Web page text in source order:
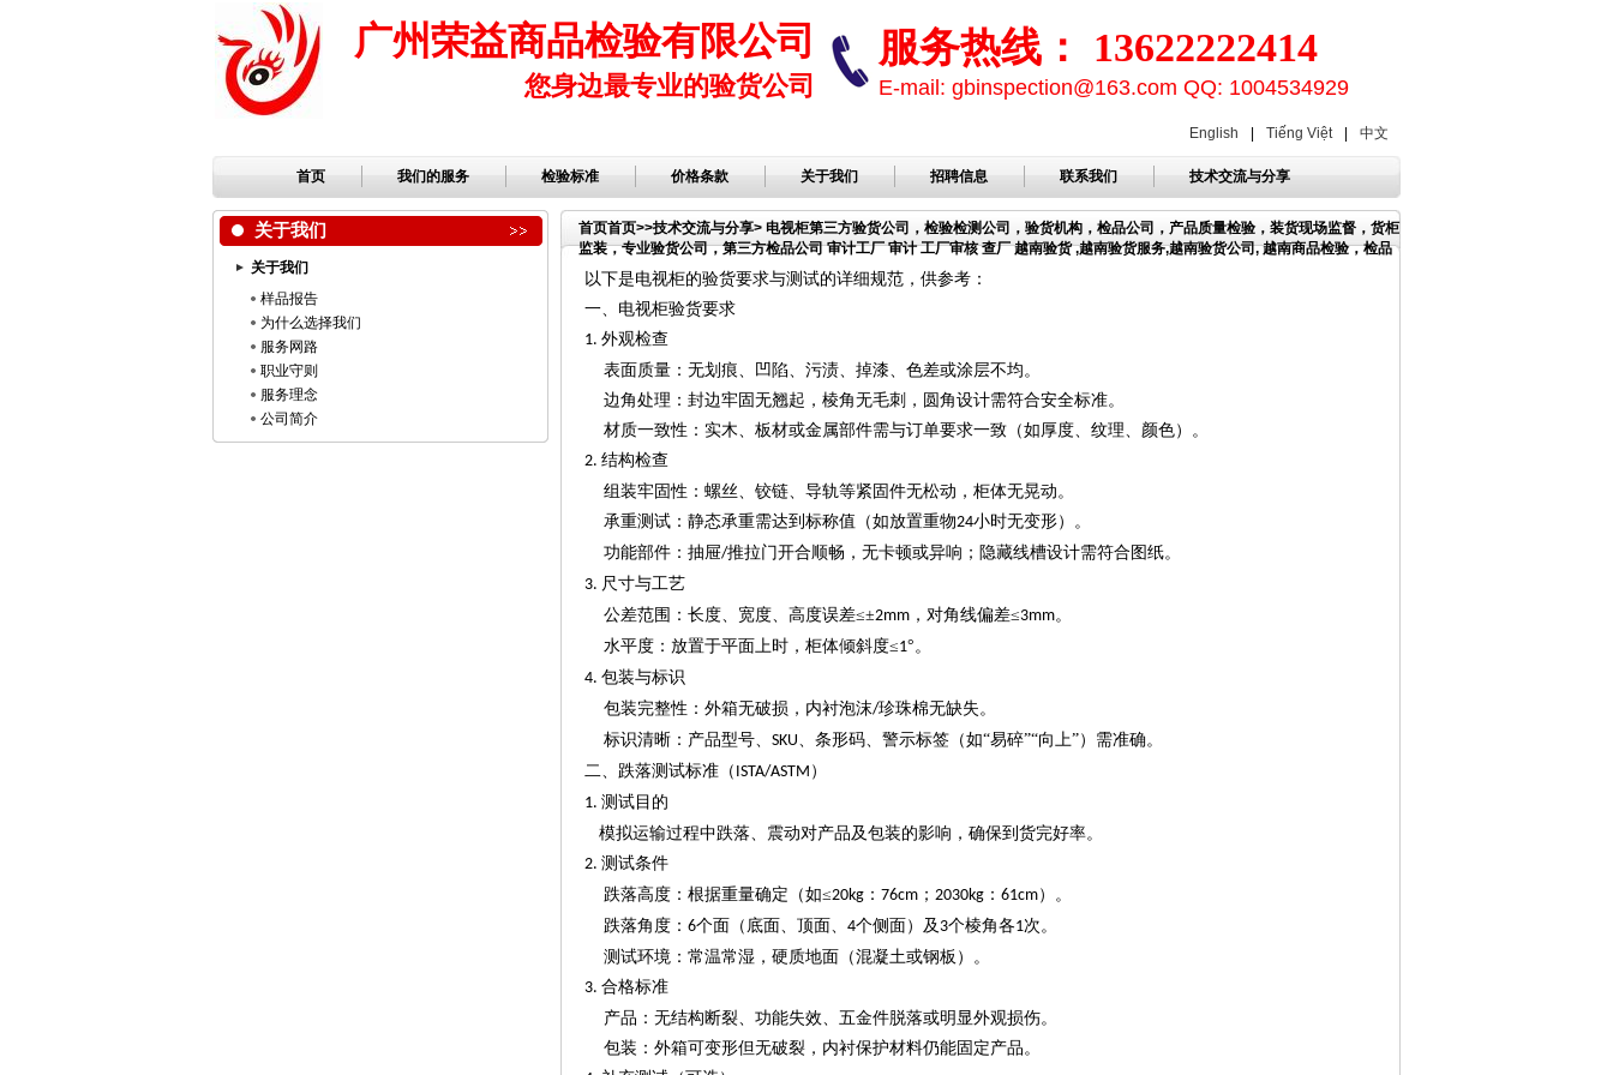
广州荣益商品检验有限公司
您身边最专业的验货公司
服务热线： 13622222414
E-mail: gbinspection@163.com QQ: 1004534929
English Tiếng Việt 中文
首页 我们的服务 检验标准 价格条款 关于我们 招聘信息 联系我们 技术交流与分享
关于我们
关于我们
样品报告
为什么选择我们
服务网路
职业守则
服务理念
公司简介
首页首页>>技术交流与分享> 电视柜第三方验货公司，检验检测公司，验货机构，检品公司，产品质量检验，装货现场监督，货柜
监装，专业验货公司，第三方检品公司 审计工厂 审计 工厂审核 查厂 越南验货 ,越南验货服务,越南验货公司, 越南商品检验，检品
公司，服装检品，鞋子检品公司，验货服务
以下是电视柜的验货要求与测试的详细规范，供参考：
一、电视柜验货要求
1. 外观检查
表面质量：无划痕、凹陷、污渍、掉漆、色差或涂层不均。
边角处理：封边牢固无翘起，棱角无毛刺，圆角设计需符合安全标准。
材质一致性：实木、板材或金属部件需与订单要求一致（如厚度、纹理、颜色）。
2. 结构检查
组装牢固性：螺丝、铰链、导轨等紧固件无松动，柜体无晃动。
承重测试：静态承重需达到标称值（如放置重物24小时无变形）。
功能部件：抽屉/推拉门开合顺畅，无卡顿或异响；隐藏线槽设计需符合图纸。
3. 尺寸与工艺
公差范围：长度、宽度、高度误差≤±2mm ，对角线偏差≤3mm。
水平度：放置于平面上时，柜体倾斜度≤1°。
4. 包装与标识
包装完整性：外箱无破损，内衬泡沫/珍珠棉无缺失。
标识清晰：产品型号、 SKU、条形码、警示标签（如“易碎”“向上”）需准确。
二、跌落测试标准（ ISTA/ASTM ）
1. 测试目的
模拟运输过程中跌落、震动对产品及包装的影响，确保到货完好率。
2. 测试条件
跌落高度：根据重量确定（如≤20kg ： 76cm ； 2030kg ： 61cm）。
跌落角度： 6个面（底面、顶面、 4个侧面）及 3个棱角各1次。
测试环境：常温常湿，硬质地面（混凝土或钢板）。
3. 合格标准
产品：无结构断裂、功能失效、五金件脱落或明显外观损伤。
包装：外箱可变形但无破裂，内衬保护材料仍能固定产品。